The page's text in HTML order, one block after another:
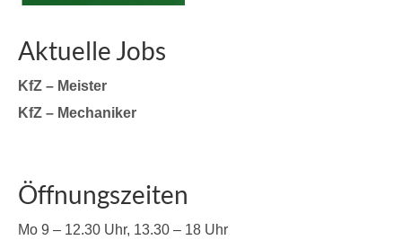
Aktuelle Jobs
KfZ – Meister
KfZ – Mechaniker
Öffnungszeiten
Mo 9 – 12.30 Uhr, 13.30 – 18 Uhr